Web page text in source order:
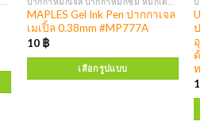
MAPLES Gel Ink Pen ปากกาเจล
เมเปิ้ล 0.38mm #MP777A
10 ฿
เลือกรูปแบบ
ป
อุ
ด้
ท